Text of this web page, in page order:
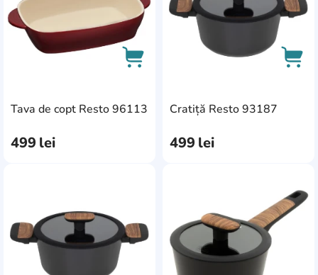
Tava de copt Resto 96113
499 lei
AddCardToCart
Cratiță Resto 93187
499 lei